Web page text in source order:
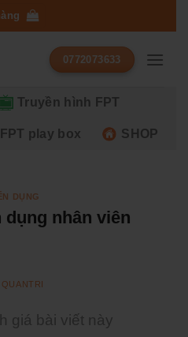
0772073633
Truyền hình FPT
FPT play box SHOP
DỤNG
dụng nhân viên
QUANTRI
giá bài viết này